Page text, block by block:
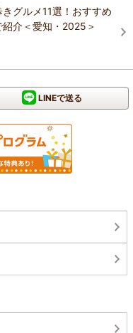
グルメ11選！おすすめ
介＜愛知・2025＞
LINEで送る